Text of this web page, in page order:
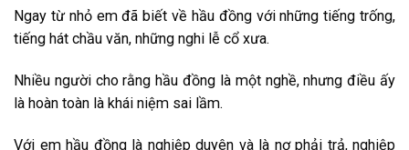
Ngay từ nhỏ em đã biết về hầu đồng với những tiếng trống,
tiếng hát chầu văn, những nghi lễ cổ xưa.
Nhiều người cho rằng hầu đồng là một nghề, nhưng điều ấy
là hoàn toàn là khái niệm sai lầm.
Với em hầu đồng là nghiệp duyên và là nợ phải trả, nghiệp